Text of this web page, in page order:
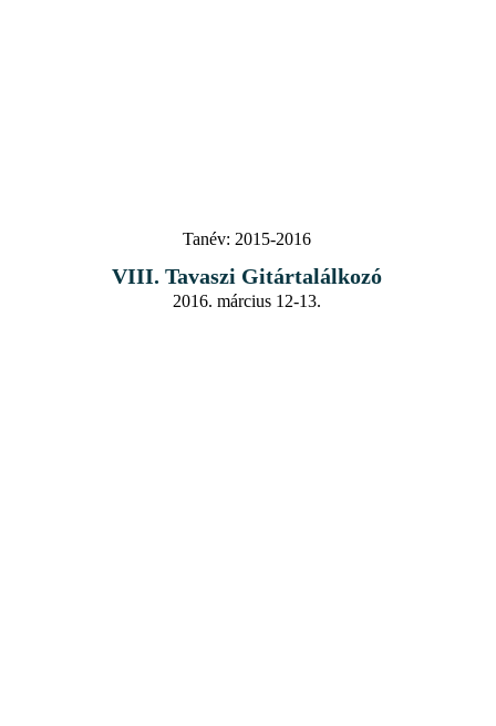
Tanév: 2015-2016
VIII. Tavaszi Gitártalálkozó
2016. március 12-13.